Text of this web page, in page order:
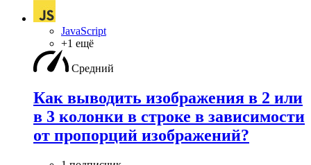
JavaScript
+1 ещё
Средний
Как выводить изображения в 2 или
в 3 колонки в строке в зависимости
от пропорций изображений?